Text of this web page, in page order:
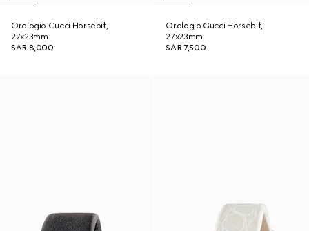
Orologio Gucci Horsebit,
27x23mm
SAR 8,000
Orologio Gucci Horsebit,
27x23mm
SAR 7,500